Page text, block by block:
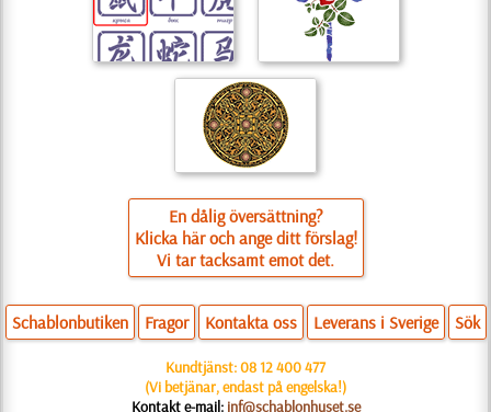
En dålig översättning?
Klicka här och ange ditt förslag!
Vi tar tacksamt emot det.
Schablonbutiken Fragor Kontakta oss Leverans i Sverige Sök
Kundtjänst:08 12 400 477
(Vi betjänar, endast på engelska!)
Kontakt e-mail: inf@schablonhuset.se